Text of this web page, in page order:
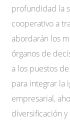
profundidad la
cooperativo a
abordarán los
órganos de
a los puestos
para integrar la
empresarial,
diversificación